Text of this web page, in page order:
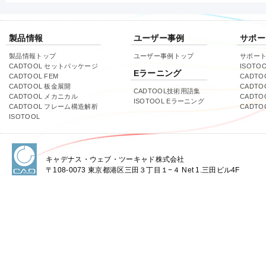
製品情報
製品情報トップ
CADTOOL セットパッケージ
CADTOOL FEM
CADTOOL 板金展開
CADTOOL メカニカル
CADTOOL フレーム構造解析
ISOTOOL
ユーザー事例
ユーザー事例トップ
Eラーニング
CADTOOL技術用語集
ISOTOOL Eラーニング
サポ
サポー
キャデナス・ウェブ・ツーキャド株式会社
〒108-0073 東京都港区三田３丁目１−４ Net 1.三田ビル4F